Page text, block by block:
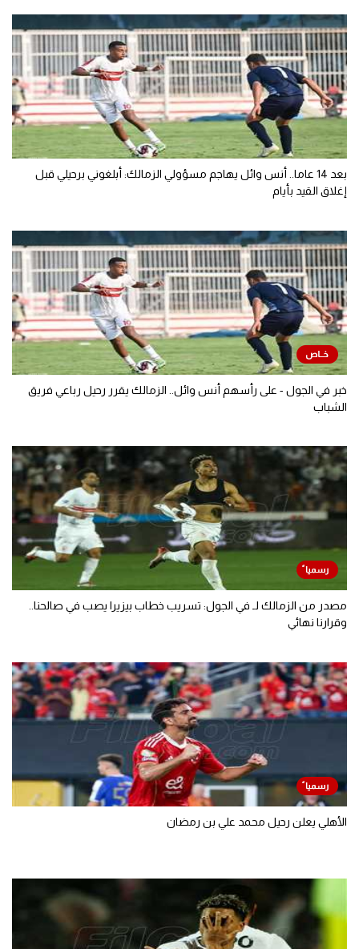
بعد 14 عاما.. أنس وائل يهاجم مسؤولي الزمالك: أبلغوني برحيلي قبل
إغلاق القيد بأيام
خبر في الجول - على رأسهم أنس وائل.. الزمالك يقرر رحيل رباعي فريق
الشباب
مصدر من الزمالك لـ في الجول: تسريب خطاب بيزيرا يصب في صالحنا..
وقرارنا نهائي
الأهلي يعلن رحيل محمد علي بن رمضان